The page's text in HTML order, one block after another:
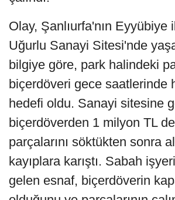
Olay, Şanlıurfa'nın Eyyübiye
Uğurlu Sanayi Sitesi'nde
bilgiye göre, park halindeki
biçerdöveri gece saatlerinde
hedefi oldu. Sanayi sitesine
biçerdöverden 1 milyon TL
parçalarını söktükten sonra
kayıplara karıştı. Sabah
gelen esnaf, biçerdöverin